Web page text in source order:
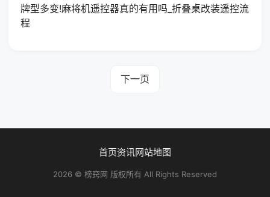
牌型多变!麻将机遥控器真的有用吗_折叠桌改装遥控流
程
下一页
首页资讯网站地图
2026 © 榜窍网 版权所有 All Rights Reserved